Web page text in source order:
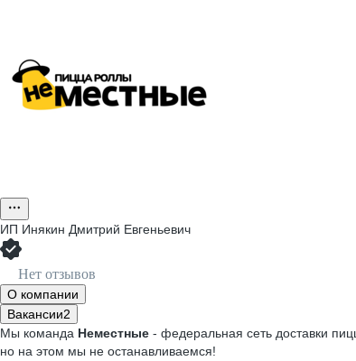
ИП Инякин Дмитрий Евгеньевич
Нет отзывов
О компании
Вакансии2
Мы команда Неместные - федеральная сеть доставки
но на этом мы не останавливаемся!